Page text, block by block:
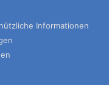
Informationen